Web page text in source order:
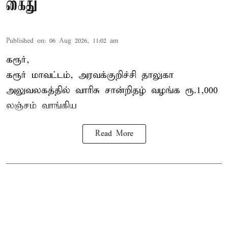
கைது
Published on: 06 Aug 2026, 11:02 am
கரூர்,
கரூர் மாவட்டம், அரவக்குறிச்சி தாலுகா
அலுவலகத்தில் வாரிசு சான்றிதழ் வழங்க ரூ.1,000
லஞ்சம் வாங்கிய
Read More